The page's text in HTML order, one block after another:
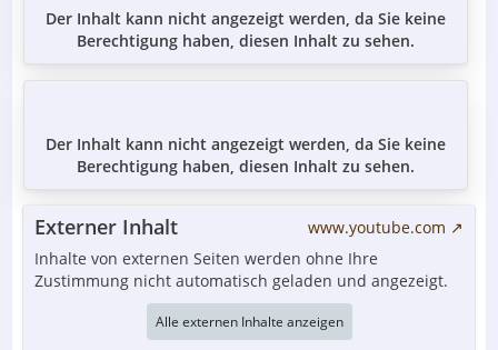
Der Inhalt kann nicht angezeigt werden, da Sie keine
Berechtigung haben, diesen Inhalt zu sehen.
Der Inhalt kann nicht angezeigt werden, da Sie keine
Berechtigung haben, diesen Inhalt zu sehen.
Externer Inhalt
www.youtube.com
Inhalte von externen Seiten werden ohne Ihre
Zustimmung nicht automatisch geladen und angezeigt.
Alle externen Inhalte anzeigen